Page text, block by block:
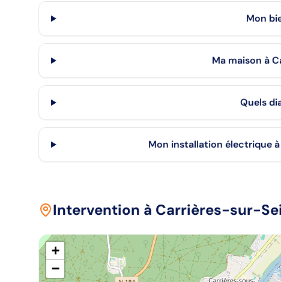
Mon
Ma maison à
Quels
Mon installation électrique
Intervention à Carrières-sur-
+
−